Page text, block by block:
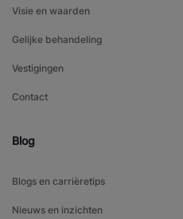
Visie en waarden
Gelijke behandeling
Vestigingen
Contact
Blog
Blogs en carrièretips
Nieuws en inzichten